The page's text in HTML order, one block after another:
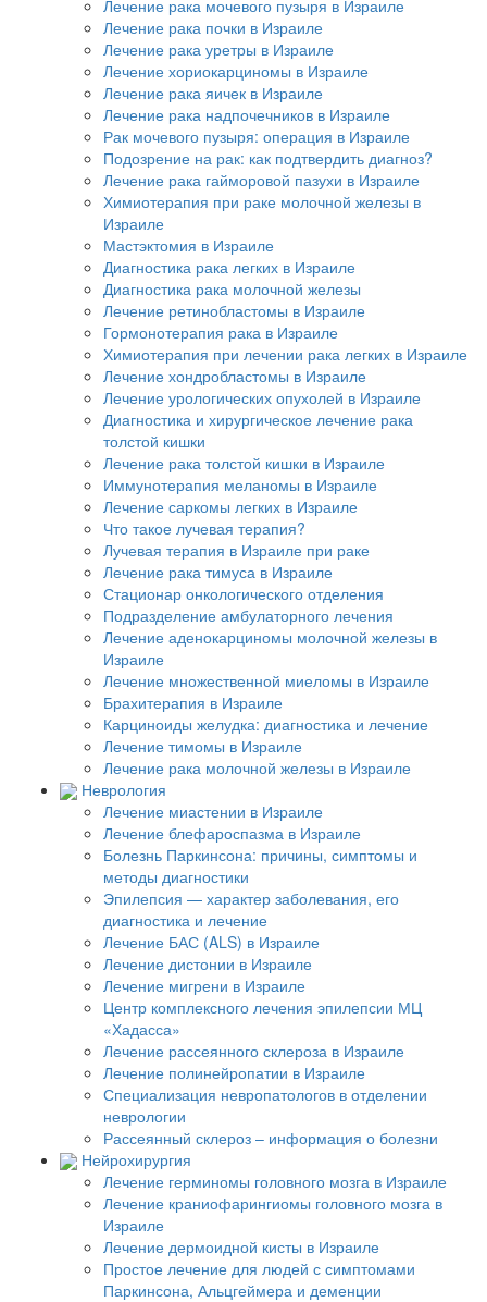
Лечение рака мочевого пузыря в Израиле
Лечение рака почки в Израиле
Лечение рака уретры в Израиле
Лечение хориокарциномы в Израиле
Лечение рака яичек в Израиле
Лечение рака надпочечников в Израиле
Рак мочевого пузыря: операция в Израиле
Подозрение на рак: как подтвердить диагноз?
Лечение рака гайморовой пазухи в Израиле
Химиотерапия при раке молочной железы в
Израиле
Мастэктомия в Израиле
Диагностика рака легких в Израиле
Диагностика рака молочной железы
Лечение ретинобластомы в Израиле
Гормонотерапия рака в Израиле
Химиотерапия при лечении рака легких в Израиле
Лечение хондробластомы в Израиле
Лечение урологических опухолей в Израиле
Диагностика и хирургическое лечение рака
толстой кишки
Лечение рака толстой кишки в Израиле
Иммунотерапия меланомы в Израиле
Лечение саркомы легких в Израиле
Что такое лучевая терапия?
Лучевая терапия в Израиле при раке
Лечение рака тимуса в Израиле
Стационар онкологического отделения
Подразделение амбулаторного лечения
Лечение аденокарциномы молочной железы в
Израиле
Лечение множественной миеломы в Израиле
Брахитерапия в Израиле
Карциноиды желудка: диагностика и лечение
Лечение тимомы в Израиле
Лечение рака молочной железы в Израиле
Неврология
Лечение миастении в Израиле
Лечение блефароспазма в Израиле
Болезнь Паркинсона: причины, симптомы и
методы диагностики
Эпилепсия — характер заболевания, его
диагностика и лечение
Лечение БАС (ALS) в Израиле
Лечение дистонии в Израиле
Лечение мигрени в Израиле
Центр комплексного лечения эпилепсии МЦ
«Хадасса»
Лечение рассеянного склероза в Израиле
Лечение полинейропатии в Израиле
Специализация невропатологов в отделении
неврологии
Рассеянный склероз – информация о болезни
Нейрохирургия
Лечение герминомы головного мозга в Израиле
Лечение краниофарингиомы головного мозга в
Израиле
Лечение дермоидной кисты в Израиле
Простое лечение для людей с симптомами
Паркинсона, Альцгеймера и деменции